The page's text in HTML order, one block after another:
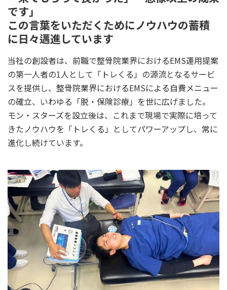
です」
この言葉をいただくためにノウハウの蓄積
に日々邁進しています
当社の創設者は、前職で整骨院業界におけるEMS運用提案
の第一人者の1人として「トレくる」の源流となるサービ
スを提供し、整骨院業界におけるEMSによる自費メニュー
の確立、いわゆる「脱・保険診療」を世に広げました。
モン・スターズを設立後は、これまで現場で実際に培って
きたノウハウを「トレくる」としてパワーアップし、常に
進化し続けています。